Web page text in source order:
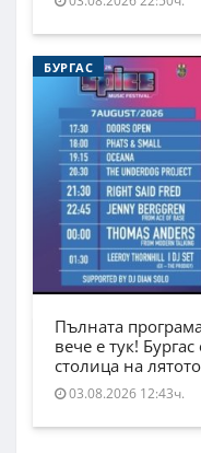
БУРГАС
Пълната
вече е тук!
столица на лятото
03.08.2026 12:43ч.